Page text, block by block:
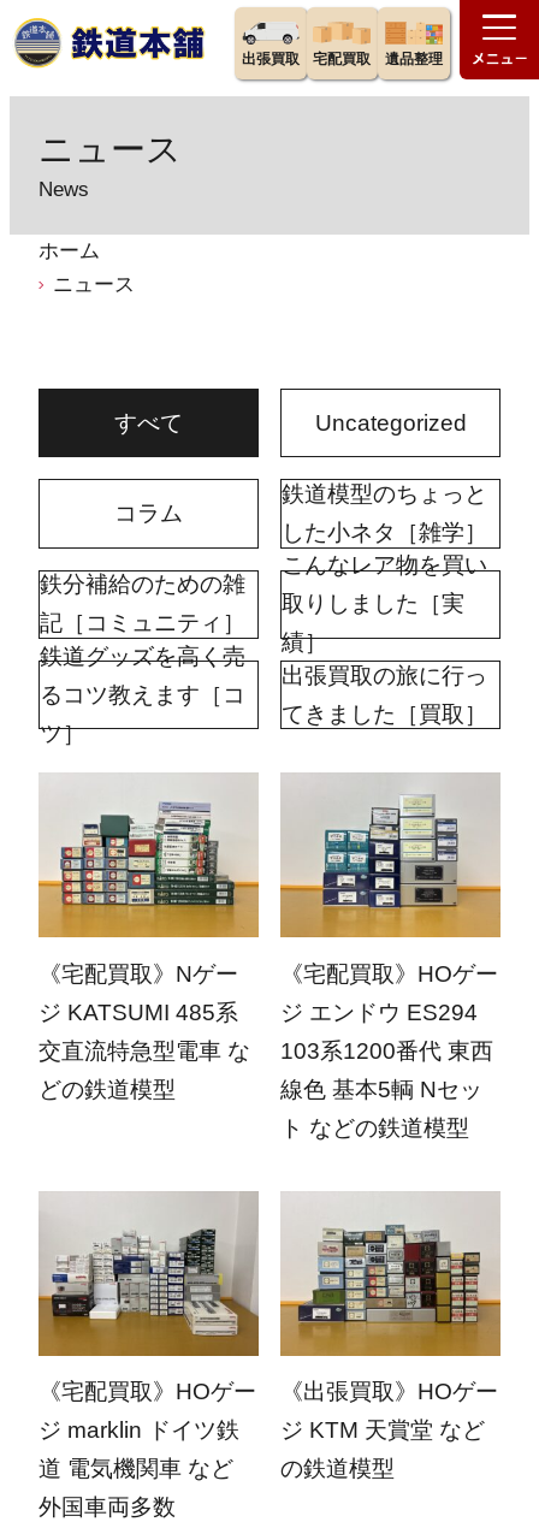
出張買取 宅配買取 遺品整理
ニュース
News
ホーム
ニュース
すべて Uncategorized
コラム
鉄道模型のちょっと
した小ネタ［雑学］
鉄分補給のための雑
記［コミュニティ］
こんなレア物を買い
取りしました［実
績］
鉄道グッズを高く売
るコツ教えます［コ
ツ］
出張買取の旅に行っ
てきました［買取］
《宅配買取》Nゲー
ジ KATSUMI 485系
交直流特急型電車 な
どの鉄道模型
《宅配買取》HOゲー
ジ エンドウ ES294
103系1200番代 東西
線色 基本5輌 Nセッ
ト などの鉄道模型
《宅配買取》HOゲー
ジ marklin ドイツ鉄
道 電気機関車 など
外国車両多数
《出張買取》HOゲー
ジ KTM 天賞堂 など
の鉄道模型